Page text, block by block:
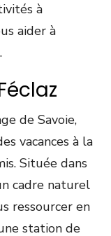
à
aider à
de Savoie,
vacances à la
Située dans
cadre naturel
ressourcer en
station de